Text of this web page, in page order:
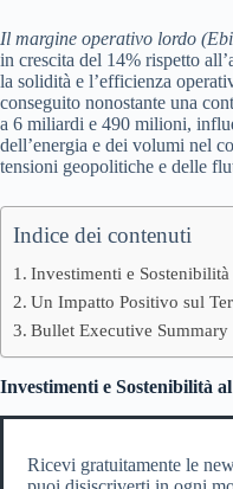
Il margine operativo lordo
in crescita del 14% rispetto
la solidità e l’efficienza
conseguito nonostante una
a 6 miliardi e 490 milioni,
dell’energia e dei volumi nel
tensioni geopolitiche e delle
Indice dei contenuti
Investimenti e
Un Impatto Positivo sul
Bullet Executive Summary
Investimenti e Sostenibilità
Ricevi gratuitamente le